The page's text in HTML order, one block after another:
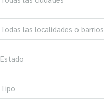
Todas las localidades o barrios
Estado
Tipo